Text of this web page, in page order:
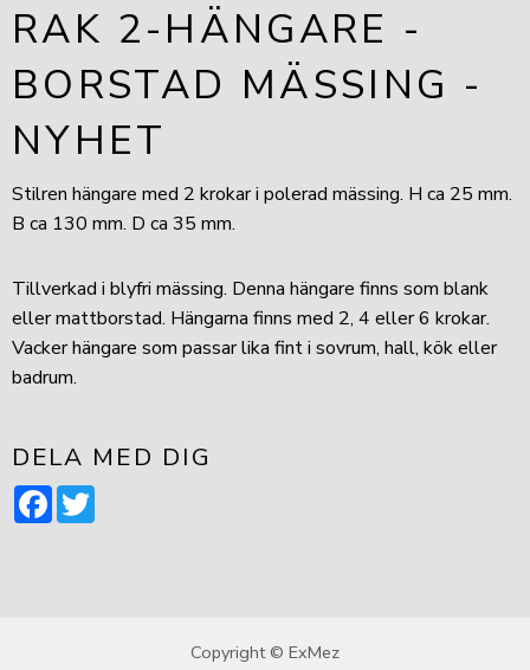
RAK 2-HÄNGARE -
BORSTAD MÄSSING -
NYHET
Stilren hängare med 2 krokar i polerad mässing. H ca 25 mm.
B ca 130 mm. D ca 35 mm.
Tillverkad i blyfri mässing. Denna hängare finns som blank
eller mattborstad. Hängarna finns med 2, 4 eller 6 krokar.
Vacker hängare som passar lika fint i sovrum, hall, kök eller
badrum.
DELA MED DIG
Facebook
Copyright © ExMez